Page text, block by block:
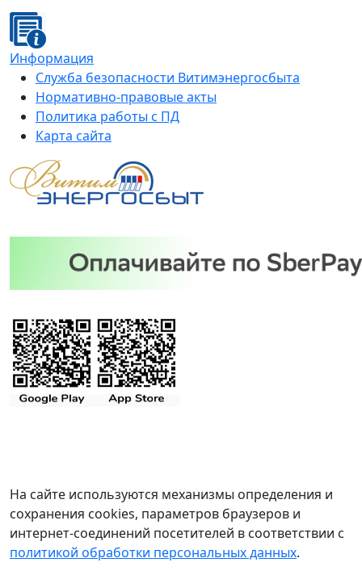
Информация
Служба безопасности Витимэнергосбыта
Нормативно-правовые акты
Политика работы с ПД
Карта сайта
На сайте используются механизмы определения и
сохранения cookies, параметров браузеров и
интернет-соединений посетителей в соответствии с
политикой обработки персональных данных.